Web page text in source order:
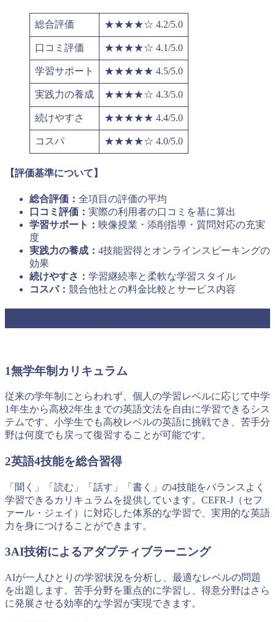
総合評価 ★★★★☆ 4.2/5.0
口コミ評価 ★★★★☆ 4.1/5.0
学習サポート ★★★★★ 4.5/5.0
実践力の養成 ★★★★☆ 4.3/5.0
続けやすさ ★★★★★ 4.4/5.0
コスパ ★★★★☆ 4.0/5.0
【評価基準について】
総合評価： 全項目の評価の平均
口コミ評価： 実際の利用者の口コミを基に算出
学習サポート： 映像授業・添削指導・質問対応の充実
度
実践力の養成： 4技能習得とオンラインスピーキングの
効果
続けやすさ： 学習継続率と柔軟な学習スタイル
コスパ： 競合他社との料金比較とサービス内容
1無学年制カリキュラム
従来の学年制にとらわれず、個人の学習レベルに応じて中学
1年生から高校2年生までの英語文法を自由に学習できるシス
テムです。小学生でも高校レベルの英語に挑戦でき、苦手分
野は何度でも戻って復習することが可能です。
2英語4技能を総合習得
「聞く」「読む」「話す」「書く」の4技能をバランスよく
学習できるカリキュラムを提供しています。CEFR-J（セフ
ァール・ジェイ）に対応した体系的な学習で、実用的な英語
力を身につけることができます。
3AI技術によるアダプティブラーニング
AIが一人ひとりの学習状況を分析し、最適なレベルの問題
を出題します。苦手分野を重点的に学習し、得意分野はさら
に発展させる効率的な学習が実現できます。